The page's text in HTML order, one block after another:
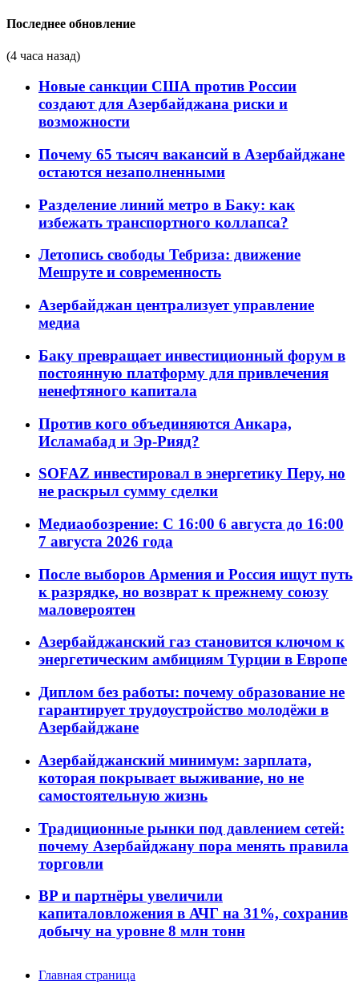
Последнее обновление
(4 часа назад)
Новые санкции США против России
создают для Азербайджана риски и
возможности
Почему 65 тысяч вакансий в Азербайджане
остаются незаполненными
Разделение линий метро в Баку: как
избежать транспортного коллапса?
Летопись свободы Тебриза: движение
Мешруте и современность
Азербайджан централизует управление
медиа
Баку превращает инвестиционный форум в
постоянную платформу для привлечения
ненефтяного капитала
Против кого объединяются Анкара,
Исламабад и Эр-Рияд?
SOFAZ инвестировал в энергетику Перу, но
не раскрыл сумму сделки
Медиаобозрение: С 16:00 6 августа до 16:00
7 августа 2026 года
После выборов Армения и Россия ищут путь
к разрядке, но возврат к прежнему союзу
маловероятен
Азербайджанский газ становится ключом к
энергетическим амбициям Турции в Европе
Диплом без работы: почему образование не
гарантирует трудоустройство молодёжи в
Азербайджане
Азербайджанский минимум: зарплата,
которая покрывает выживание, но не
самостоятельную жизнь
Традиционные рынки под давлением сетей:
почему Азербайджану пора менять правила
торговли
BP и партнёры увеличили
капиталовложения в АЧГ на 31%, сохранив
добычу на уровне 8 млн тонн
Главная страница